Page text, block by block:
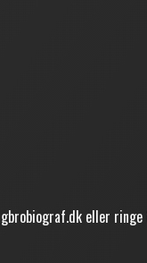
eller